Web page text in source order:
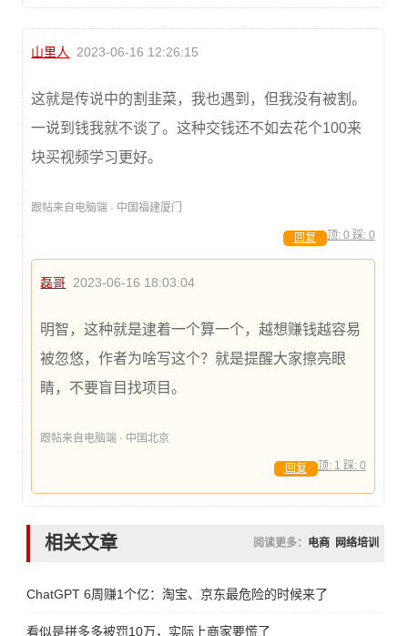
山里人 2023-06-16 12:26:15
这就是传说中的割韭菜，我也遇到，但我没有被割。
一说到钱我就不谈了。这种交钱还不如去花个100来
块买视频学习更好。
跟帖来自电脑端 · 中国福建厦门
顶: 0 踩: 0
回复
磊哥 2023-06-16 18:03:04
明智，这种就是逮着一个算一个，越想赚钱越容易
被忽悠，作者为啥写这个？就是提醒大家擦亮眼
睛，不要盲目找项目。
跟帖来自电脑端 · 中国北京
顶: 1 踩: 0
回复
相关文章 阅读更多： 电商 网络培训
ChatGPT 6周赚1个亿：淘宝、京东最危险的时候来了
看似是拼多多被罚10万，实际上商家要慌了